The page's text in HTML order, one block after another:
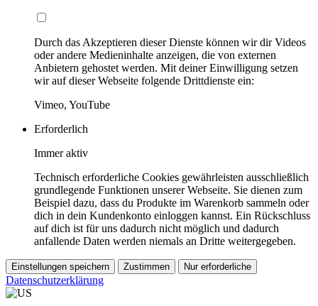
Durch das Akzeptieren dieser Dienste können wir dir Videos
oder andere Medieninhalte anzeigen, die von externen
Anbietern gehostet werden. Mit deiner Einwilligung setzen
wir auf dieser Webseite folgende Drittdienste ein:
Vimeo, YouTube
Erforderlich
Immer aktiv
Technisch erforderliche Cookies gewährleisten ausschließlich
grundlegende Funktionen unserer Webseite. Sie dienen zum
Beispiel dazu, dass du Produkte im Warenkorb sammeln oder
dich in dein Kundenkonto einloggen kannst. Ein Rückschluss
auf dich ist für uns dadurch nicht möglich und dadurch
anfallende Daten werden niemals an Dritte weitergegeben.
Einstellungen speichern Zustimmen Nur erforderliche
Datenschutzerklärung